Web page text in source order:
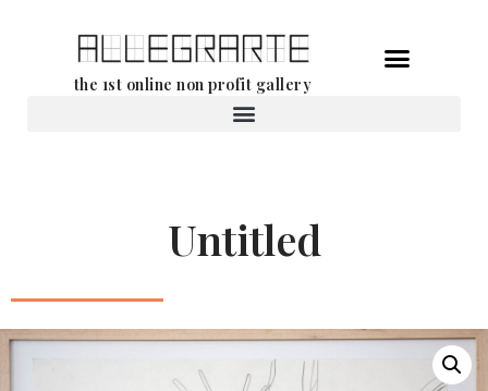
the 1st online non profit gallery
Untitled